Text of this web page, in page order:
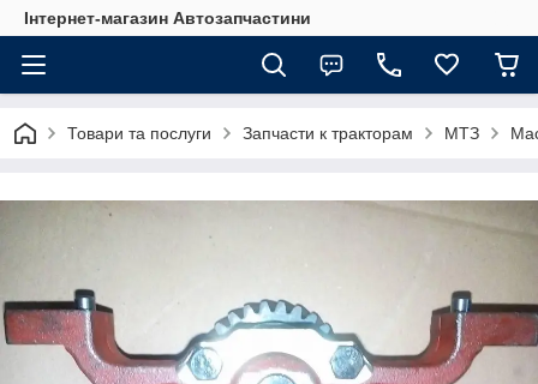
Інтернет-магазин Автозапчастини
Товари та послуги Запчасти к тракторам МТЗ